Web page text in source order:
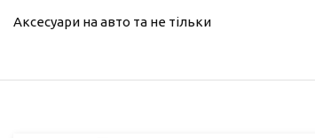
Аксесуари на авто та не тільки